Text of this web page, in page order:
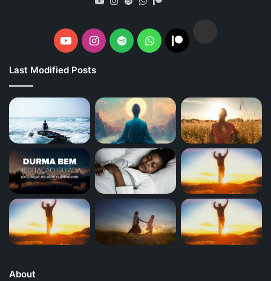
YouTubeInstagram
SpotifyWhatsAppPatreon
Last Modified Posts
About